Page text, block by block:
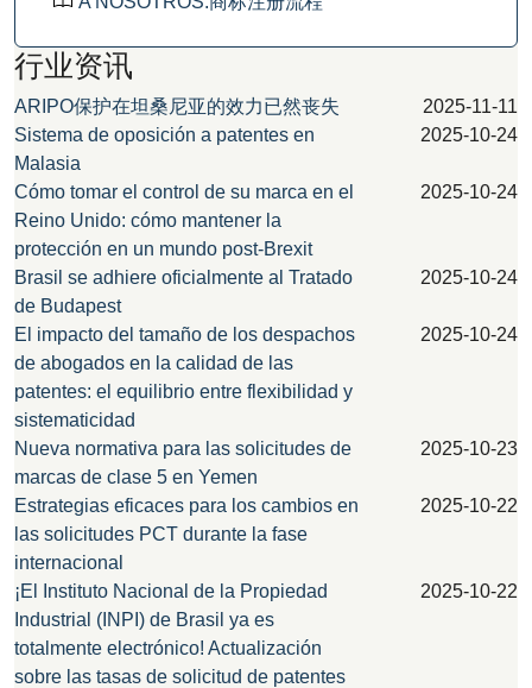
行业资讯
ARIPO保护在坦桑尼亚的效力已然丧失
2025-11-11
Sistema de oposición a patentes en
Malasia
2025-10-24
Cómo tomar el control de su marca en el
Reino Unido: cómo mantener la
protección en un mundo post-Brexit
2025-10-24
Brasil se adhiere oficialmente al Tratado
de Budapest
2025-10-24
El impacto del tamaño de los despachos
de abogados en la calidad de las
patentes: el equilibrio entre flexibilidad y
sistematicidad
2025-10-24
Nueva normativa para las solicitudes de
marcas de clase 5 en Yemen
2025-10-23
Estrategias eficaces para los cambios en
las solicitudes PCT durante la fase
internacional
2025-10-22
¡El Instituto Nacional de la Propiedad
Industrial (INPI) de Brasil ya es
totalmente electrónico! Actualización
sobre las tasas de solicitud de patentes
2025-10-22